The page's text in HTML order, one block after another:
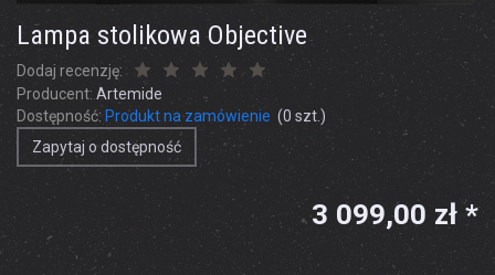
Lampa stolikowa Objective
Dodaj recenzję:
Producent: Artemide
Dostępność: Produkt na zamówienie (0 szt.)
Zapytaj o dostępność
3 099,00 zł *